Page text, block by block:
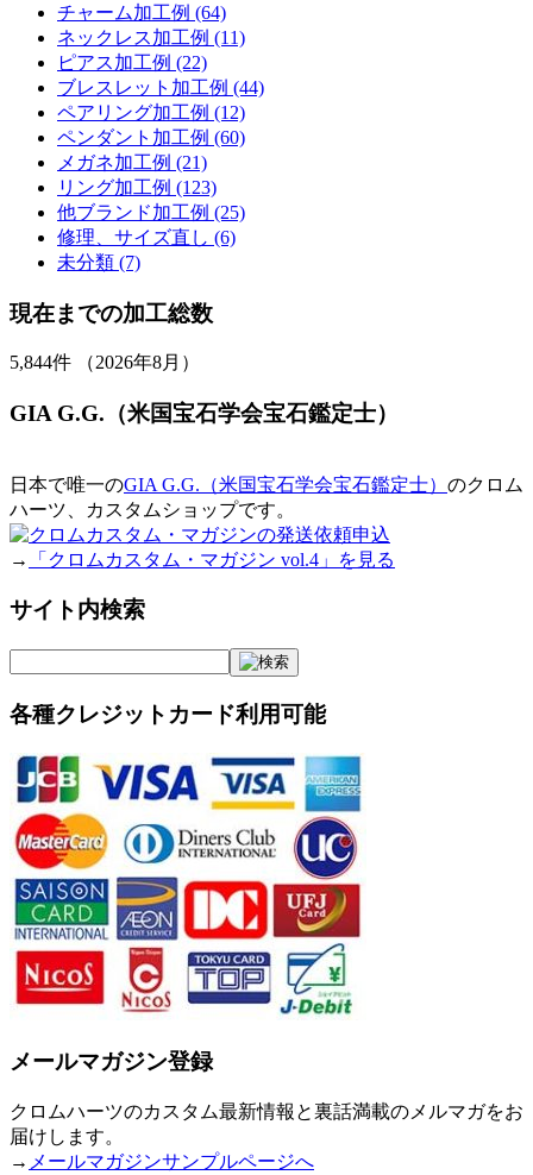
チャーム加工例 (64)
ネックレス加工例 (11)
ピアス加工例 (22)
ブレスレット加工例 (44)
ペアリング加工例 (12)
ペンダント加工例 (60)
メガネ加工例 (21)
リング加工例 (123)
他ブランド加工例 (25)
修理、サイズ直し (6)
未分類 (7)
現在までの加工総数
5,844件 （2026年8月）
GIA G.G.（米国宝石学会宝石鑑定士）
日本で唯一のGIA G.G.（米国宝石学会宝石鑑定士） のクロム
ハーツ、カスタムショップです。
→ 「クロムカスタム・マガジン vol.4」を見る
サイト内検索
各種クレジットカード利用可能
メールマガジン登録
クロムハーツのカスタム最新情報と裏話満載のメルマガをお
届けします。
→ メールマガジンサンプルページへ